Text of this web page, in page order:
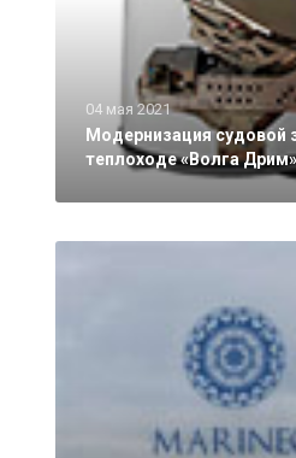
04 мая 2021
Модернизация судовой
теплоходе «Волга Дрим»